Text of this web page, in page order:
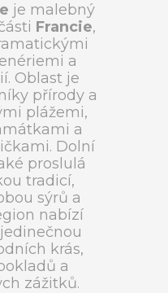
je malebný
Francie,
a
Oblast je
přírody a
plážemi,
a
Dolní
proslulá
tradicí,
sýrů a
nabízí
krás,
a
zážitků.